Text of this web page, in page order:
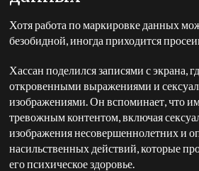
Хотя работа по маркировке данных
безобидной, иногда приходится
Хассан поделился записями с экрана,
откровенными выражениями и
изображениями. Он вспоминает, что
тревожным контентом, включая
изображения несовершеннолетних и
насильственных действий, которые
его психическое здоровье.